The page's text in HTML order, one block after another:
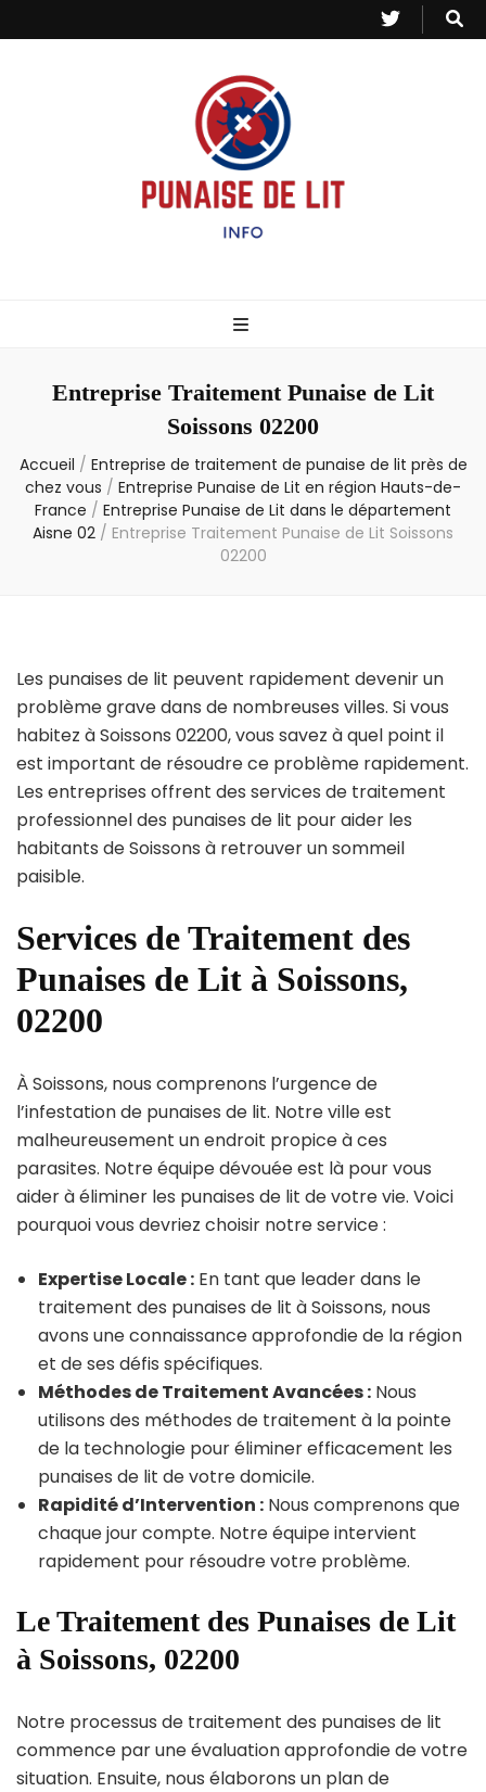
– Info
Entreprise Traitement Punaise de Lit
Soissons 02200
Accueil / Entreprise de traitement de punaise de lit près de
chez vous / Entreprise Punaise de Lit en région Hauts-de-
France / Entreprise Punaise de Lit dans le département
Aisne 02 / Entreprise Traitement Punaise de Lit Soissons
02200
Les punaises de lit peuvent rapidement devenir un
problème grave dans de nombreuses villes. Si vous
habitez à Soissons 02200, vous savez à quel point il
est important de résoudre ce problème rapidement.
Les entreprises offrent des services de traitement
professionnel des punaises de lit pour aider les
habitants de Soissons à retrouver un sommeil
paisible.
Services de Traitement des
Punaises de Lit à Soissons,
02200
À Soissons, nous comprenons l’urgence de
l’infestation de punaises de lit. Notre ville est
malheureusement un endroit propice à ces
parasites. Notre équipe dévouée est là pour vous
aider à éliminer les punaises de lit de votre vie. Voici
pourquoi vous devriez choisir notre service :
Expertise Locale : En tant que leader dans le
traitement des punaises de lit à Soissons, nous
avons une connaissance approfondie de la région
et de ses défis spécifiques.
Méthodes de Traitement Avancées : Nous
utilisons des méthodes de traitement à la pointe
de la technologie pour éliminer efficacement les
punaises de lit de votre domicile.
Rapidité d’Intervention : Nous comprenons que
chaque jour compte. Notre équipe intervient
rapidement pour résoudre votre problème.
Le Traitement des Punaises de Lit
à Soissons, 02200
Notre processus de traitement des punaises de lit
commence par une évaluation approfondie de votre
situation. Ensuite, nous élaborons un plan de